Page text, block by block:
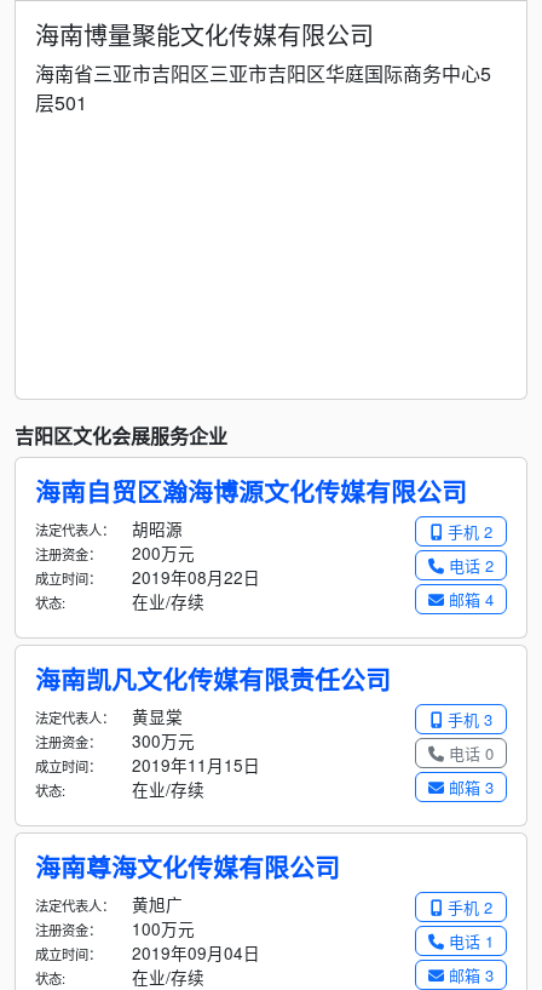
海南博量聚能文化传媒有限公司
海南省三亚市吉阳区三亚市吉阳区华庭国际商务中心5
层501
吉阳区文化会展服务企业
海南自贸区瀚海博源文化传媒有限公司
手机 2
电话 2
邮箱 4
法定代表人： 胡昭源
注册资金： 200万元
成立时间： 2019年08月22日
状态: 在业/存续
海南凯凡文化传媒有限责任公司
手机 3
电话 0
邮箱 3
法定代表人： 黄显棠
注册资金： 300万元
成立时间： 2019年11月15日
状态: 在业/存续
海南尊海文化传媒有限公司
手机 2
电话 1
邮箱 3
法定代表人： 黄旭广
注册资金： 100万元
成立时间： 2019年09月04日
状态: 在业/存续